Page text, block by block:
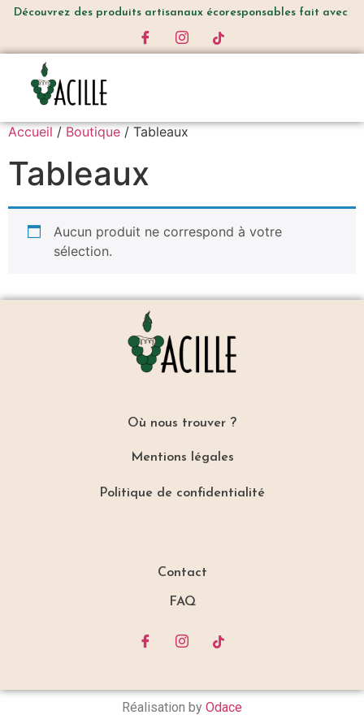
Découvrez des produits artisanaux écoresponsables fait avec
Accueil / Boutique / Tableaux
Tableaux
Aucun produit ne correspond à votre
sélection.
Où nous trouver ?
Mentions légales
Politique de confidentialité
Contact
FAQ
Réalisation by Odace